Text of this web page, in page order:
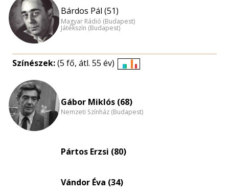
Bárdos Pál (51)
Magyar Rádió (Budapest)
Játékszín (Budapest)
Színészek:(5 fő, átl. 55 év)
nagyítása
Gábor Miklós (68)
Nemzeti Színház (Budapest)
Pártos Erzsi (80)
Vándor Éva (34)